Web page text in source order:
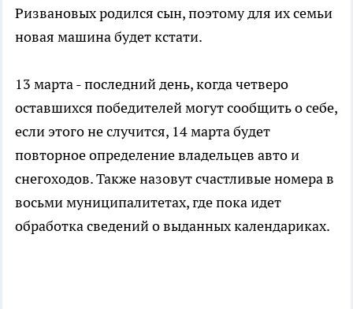
Ризвановых родился сын, поэтому для их семьи
новая машина будет кстати.
13 марта - последний день, когда четверо
оставшихся победителей могут сообщить о себе,
если этого не случится, 14 марта будет
повторное определение владельцев авто и
снегоходов. Также назовут счастливые номера в
восьми муниципалитетах, где пока идет
обработка сведений о выданных календариках.